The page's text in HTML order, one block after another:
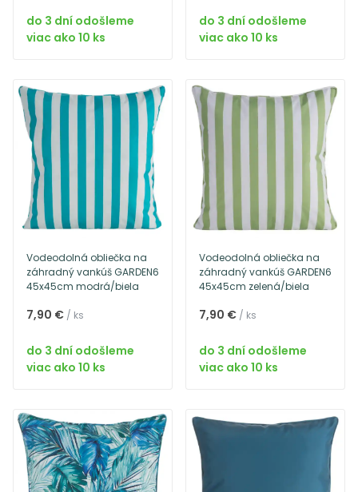
do 3 dní odošleme
viac ako 10 ks
do 3 dní odošleme
viac ako 10 ks
Vodeodolná obliečka na
záhradný vankúš GARDEN6
45x45cm modrá/biela
7,90 € / ks
do 3 dní odošleme
viac ako 10 ks
Vodeodolná obliečka na
záhradný vankúš GARDEN6
45x45cm zelená/biela
7,90 € / ks
do 3 dní odošleme
viac ako 10 ks